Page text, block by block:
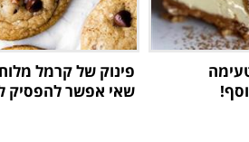
פינוק של קרמל מלוח
שאי אפשר להפסיק